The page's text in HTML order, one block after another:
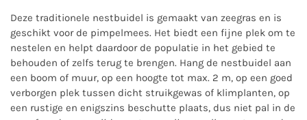
Deze traditionele nestbuidel is gemaakt van zeegras en is
geschikt voor de pimpelmees. Het biedt een fijne plek om te
nestelen en helpt daardoor de populatie in het gebied te
behouden of zelfs terug te brengen. Hang de nestbuidel aan
een boom of muur, op een hoogte tot max. 2 m, op een goed
verborgen plek tussen dicht struikgewas of klimplanten, op
een rustige en enigszins beschutte plaats, dus niet pal in de